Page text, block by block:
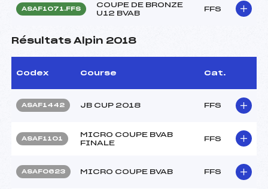
ASAF1071.FFS
COUPE DE BRONZE
U12 BVAB
FFS
Résultats Alpin 2018
Codex Course Cat.
ASAF1442 JB CUP 2018 FFS
ASAF1101
MICRO COUPE BVAB
FINALE
FFS
ASAF0623 MICRO COUPE BVAB FFS